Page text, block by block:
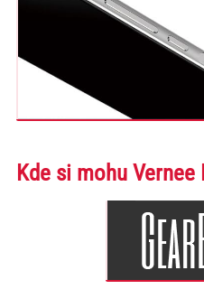
Kde si mohu